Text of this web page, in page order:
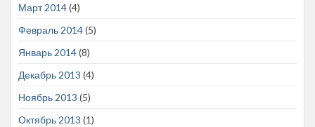
Март 2014(4)
Февраль 2014(5)
Январь 2014(8)
Декабрь 2013 (4)
Ноябрь 2013 (5)
Октябрь 2013 (1)